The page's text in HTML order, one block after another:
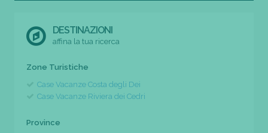
DESTINAZIONI
affina la tua ricerca
Zone Turistiche
Case Vacanze Costa degli Dei
Case Vacanze Riviera dei Cedri
Province